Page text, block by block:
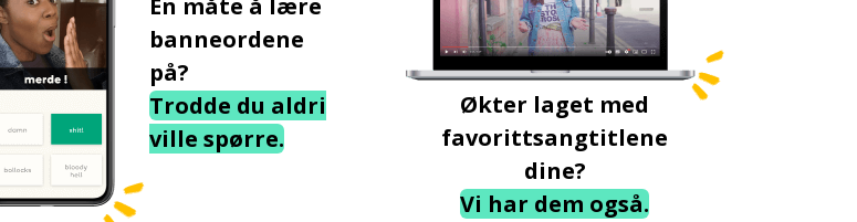
En måte å lære
banneordene
på?
Trodde du aldri
ville spørre.
Økter laget med
favorittsangtitlene
dine?
Vi har dem også.